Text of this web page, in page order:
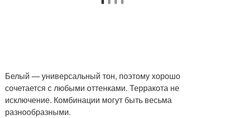
Белый — универсальный тон, поэтому хорошо
сочетается с любыми оттенками. Терракота не
исключение. Комбинации могут быть весьма
разнообразными.